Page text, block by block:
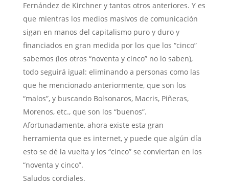
Fernández de Kirchner y tantos otros anteriores. Y es
que mientras los medios masivos de comunicación
sigan en manos del capitalismo puro y duro y
financiados en gran medida por los que los “cinco”
sabemos (los otros “noventa y cinco” no lo saben),
todo seguirá igual: eliminando a personas como las
que he mencionado anteriormente, que son los
“malos”, y buscando Bolsonaros, Macris, Piñeras,
Morenos, etc., que son los “buenos”.
Afortunadamente, ahora existe esta gran
herramienta que es internet, y puede que algún día
esto se dé la vuelta y los “cinco” se conviertan en los
“noventa y cinco”.
Saludos cordiales.